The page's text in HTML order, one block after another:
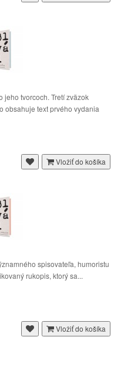
jeho tvorcoch. Tretí zväzok
obsahuje text prvého vydania
Vložiť do košíka
spisovateľa, humoristu
rukopis, ktorý sa...
Vložiť do košíka